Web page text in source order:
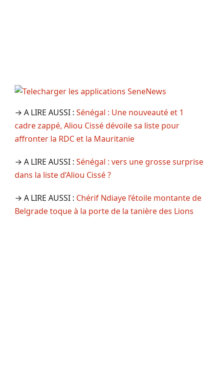
→ A LIRE AUSSI : Sénégal : Une nouveauté et 1
cadre zappé, Aliou Cissé dévoile sa liste pour
affronter la RDC et la Mauritanie
→ A LIRE AUSSI : Sénégal : vers une grosse surprise
dans la liste d’Aliou Cissé ?
→ A LIRE AUSSI : Chérif Ndiaye l’étoile montante de
Belgrade toque à la porte de la tanière des Lions